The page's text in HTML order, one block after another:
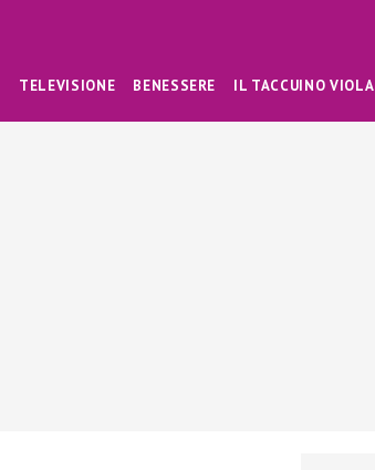
TELEVISIONE BENESSERE IL TACCUINO VIOLA